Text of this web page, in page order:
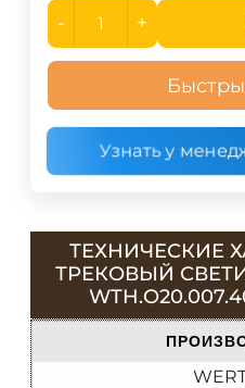
- +
Узнать у
ТЕХНИЧЕСКИЕ
ТРЕКОВЫЙ